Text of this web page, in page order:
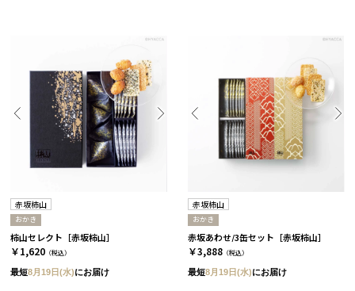
赤坂柿山
おかき
柿山セレクト［赤坂柿山］
￥1,620 （税込）
最短8月19日(水)にお届け
赤坂柿山
おかき
赤坂あわせ/3缶セット［赤坂柿山］
￥3,888 （税込）
最短8月19日(水)にお届け